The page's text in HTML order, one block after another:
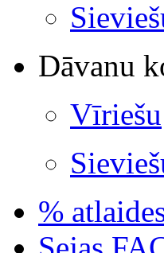
Dāvanu
Vīriešu
%